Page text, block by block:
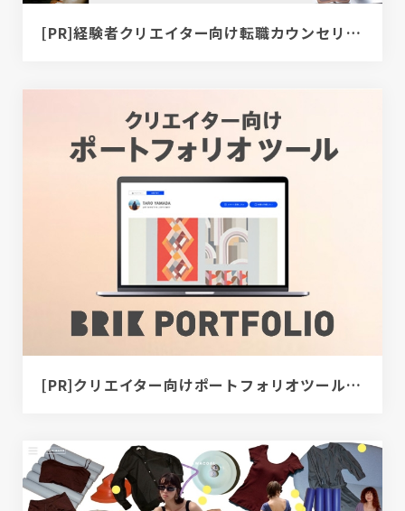
[PR]経験者クリエイター向け転職カウンセリング｜デザイナー / ディレクター / エンジニア
[PR]クリエイター向けポートフォリオツール｜BRIK PORTFOLIO